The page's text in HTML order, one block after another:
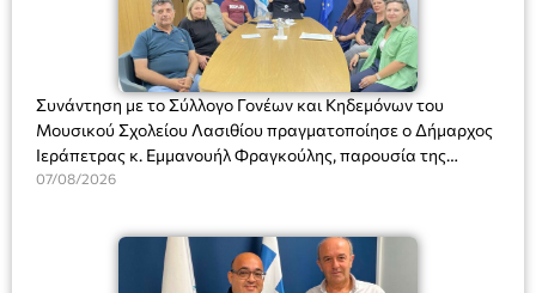
Συνάντηση με το Σύλλογο Γονέων και Κηδεμόνων του
Μουσικού Σχολείου Λασιθίου πραγματοποίησε ο Δήμαρχος
Ιεράπετρας κ. Εμμανουήλ Φραγκούλης, παρουσία της
Διευθύντριας του σχολείου κας Μαριάννας Χαΐτα.
07/08/2026